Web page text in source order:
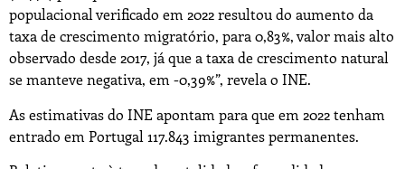
populacional verificado em 2022 resultou do aumento da
taxa de crescimento migratório, para 0,83%, valor mais alto
observado desde 2017, já que a taxa de crescimento natural
se manteve negativa, em -0,39%”, revela o INE.
As estimativas do INE apontam para que em 2022 tenham
entrado em Portugal 117.843 imigrantes permanentes.